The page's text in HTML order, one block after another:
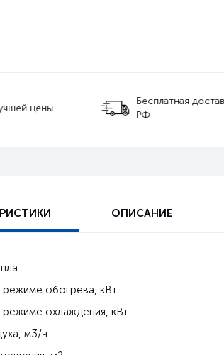
цены
Бесплатная
РФ
ОПИСАНИЕ
обогрева, кВт
охлаждения, кВт
м3/ч